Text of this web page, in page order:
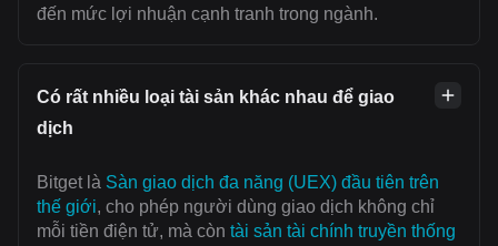
đến mức lợi nhuận cạnh tranh trong ngành.
Có rất nhiều loại tài sản khác nhau để giao
dịch
Bitget là Sàn giao dịch đa năng (UEX) đầu tiên trên
thế giới, cho phép người dùng giao dịch không chỉ
mỗi tiền điện tử, mà còn tài sản tài chính truyền thống